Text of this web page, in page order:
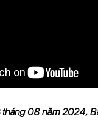
tháng 08 năm 2024,